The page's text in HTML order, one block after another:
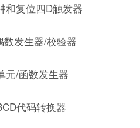
和复位四D触发器
数发生器/校验器
元/函数发生器
代码转换器